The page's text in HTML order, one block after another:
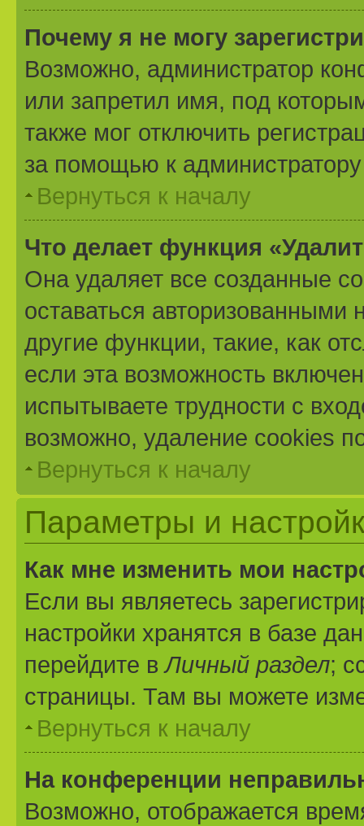
Почему я не могу
Возможно, администратор
или запретил имя, под
также мог отключить
за помощью к
Вернуться к началу
Что делает функция
Она удаляет все созданные
оставаться
другие функции, такие, как
если эта возможность
испытываете трудности с
возможно, удаление cookies
Вернуться к началу
Параметры и
Как мне изменить мои
Если вы являетесь
настройки хранятся в базе
перейдите вЛичный раздел;
страницы. Там вы можете
Вернуться к началу
На конференции
Возможно, отображается